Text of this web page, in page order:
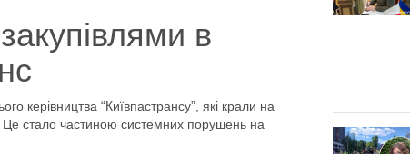
в
керівництва “Київпастрансу”, які крали на
Це стало частиною системних порушень на